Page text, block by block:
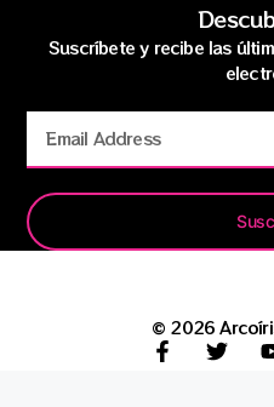
Suscríbete y recibe las
© 2026